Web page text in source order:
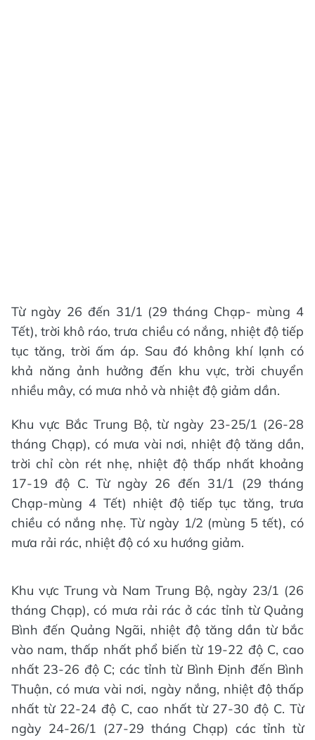
Từ ngày 26 đến 31/1 (29 tháng Chạp- mùng 4
Tết), trời khô ráo, trưa chiều có nắng, nhiệt độ tiếp
tục tăng, trời ấm áp. Sau đó không khí lạnh có
khả năng ảnh hưởng đến khu vực, trời chuyển
nhiều mây, có mưa nhỏ và nhiệt độ giảm dần.
Khu vực Bắc Trung Bộ, từ ngày 23-25/1 (26-28
tháng Chạp), có mưa vài nơi, nhiệt độ tăng dần,
trời chỉ còn rét nhẹ, nhiệt độ thấp nhất khoảng
17-19 độ C. Từ ngày 26 đến 31/1 (29 tháng
Chạp-mùng 4 Tết) nhiệt độ tiếp tục tăng, trưa
chiều có nắng nhẹ. Từ ngày 1/2 (mùng 5 tết), có
mưa rải rác, nhiệt độ có xu hướng giảm.
Khu vực Trung và Nam Trung Bộ, ngày 23/1 (26
tháng Chạp), có mưa rải rác ở các tỉnh từ Quảng
Bình đến Quảng Ngãi, nhiệt độ tăng dần từ bắc
vào nam, thấp nhất phổ biến từ 19-22 độ C, cao
nhất 23-26 độ C; các tỉnh từ Bình Định đến Bình
Thuận, có mưa vài nơi, ngày nắng, nhiệt độ thấp
nhất từ 22-24 độ C, cao nhất từ 27-30 độ C. Từ
ngày 24-26/1 (27-29 tháng Chạp) các tỉnh từ